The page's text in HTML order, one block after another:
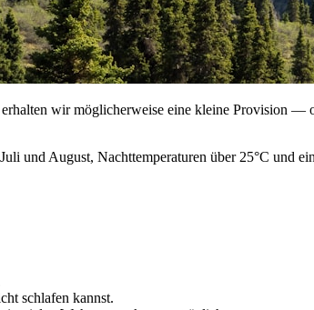
wir möglicherweise eine kleine Provision —
und August, Nachttemperaturen über 25°C und
schlafen kannst.